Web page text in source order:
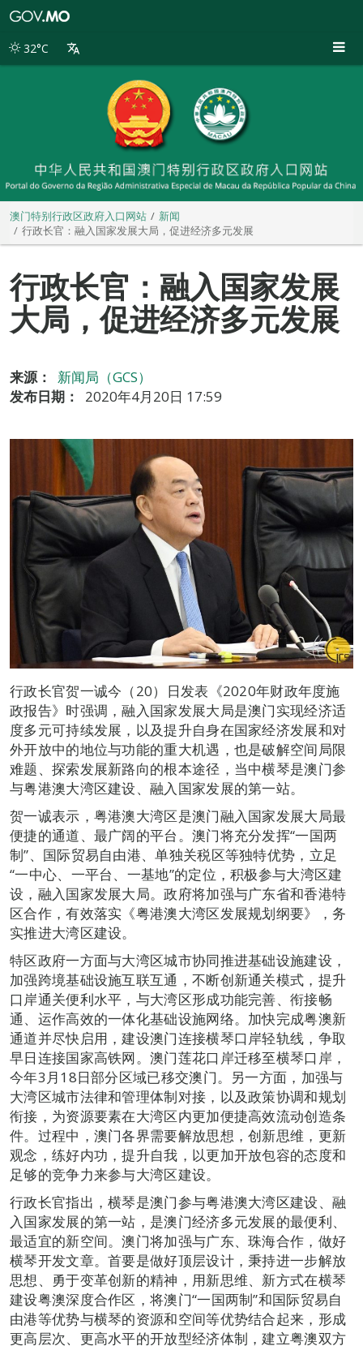
别
32°C
澳门特别行政区政府入口网站
新闻
行政长官：融入国家发展大局，促进经济多元发展
行政长官：融入国家发展
大局，促进经济多元发展
来源：
新闻局（GCS）
发布日期：
2020年4月20日 17:59
行政长官贺一诚今（20）日发表《2020年财政年度施
政报告》时强调，融入国家发展大局是澳门实现经济适
度多元可持续发展，以及提升自身在国家经济发展和对
外开放中的地位与功能的重大机遇，也是破解空间局限
难题、探索发展新路向的根本途径，当中横琴是澳门参
与粤港澳大湾区建设、融入国家发展的第一站。
贺一诚表示，粤港澳大湾区是澳门融入国家发展大局最
便捷的通道、最广阔的平台。澳门将充分发挥“一国两
制”、国际贸易自由港、单独关税区等独特优势，立足
“一中心、一平台、一基地”的定位，积极参与大湾区建
设，融入国家发展大局。政府将加强与广东省和香港特
区合作，有效落实《粤港澳大湾区发展规划纲要》，务
实推进大湾区建设。
特区政府一方面与大湾区城市协同推进基础设施建设，
加强跨境基础设施互联互通，不断创新通关模式，提升
口岸通关便利水平，与大湾区形成功能完善、衔接畅
通、运作高效的一体化基础设施网络。加快完成粤澳新
通道并尽快启用，建设澳门连接横琴口岸轻轨线，争取
早日连接国家高铁网。澳门莲花口岸迁移至横琴口岸，
今年3月18日部分区域已移交澳门。另一方面，加强与
大湾区城市法律和管理体制对接，以及政策协调和规划
衔接，为资源要素在大湾区内更加便捷高效流动创造条
件。过程中，澳门各界需要解放思想，创新思维，更新
观念，练好内功，提升自我，以更加开放包容的态度和
足够的竞争力来参与大湾区建设。
行政长官指出，横琴是澳门参与粤港澳大湾区建设、融
入国家发展的第一站，是澳门经济多元发展的最便利、
最适宜的新空间。澳门将加强与广东、珠海合作，做好
横琴开发文章。首要是做好顶层设计，秉持进一步解放
思想、勇于变革创新的精神，用新思维、新方式在横琴
建设粤澳深度合作区，将澳门“一国两制”和国际贸易自
由港等优势与横琴的资源和空间等优势结合起来，形成
更高层次、更高水平的开放型经济体制，建立粤澳双方